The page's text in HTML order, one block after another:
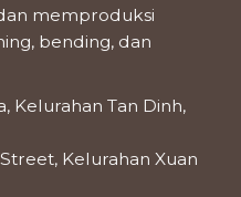
memproduksi
bending, dan
Kelurahan Tan Dinh,
Kelurahan Xuan